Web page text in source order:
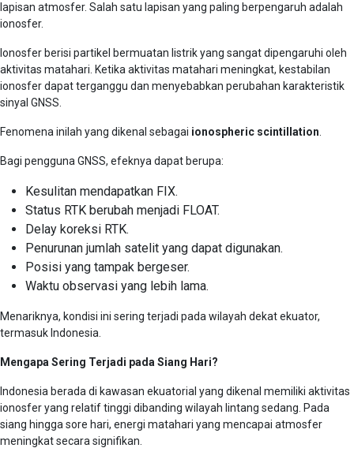
lapisan atmosfer. Salah satu lapisan yang paling berpengaruh adalah
ionosfer.
Ionosfer berisi partikel bermuatan listrik yang sangat dipengaruhi oleh
aktivitas matahari. Ketika aktivitas matahari meningkat, kestabilan
ionosfer dapat terganggu dan menyebabkan perubahan karakteristik
sinyal GNSS.
Fenomena inilah yang dikenal sebagai ionospheric scintillation
Bagi pengguna GNSS, efeknya dapat berupa:
Kesulitan mendapatkan FIX.
Status RTK berubah menjadi FLOAT.
Delay koreksi RTK.
Penurunan jumlah satelit yang dapat digunakan.
Posisi yang tampak bergeser.
Waktu observasi yang lebih lama.
Menariknya, kondisi ini sering terjadi pada wilayah dekat ekuator,
termasuk Indonesia.
Mengapa Sering Terjadi pada Siang Hari?
Indonesia berada di kawasan ekuatorial yang dikenal memiliki aktivitas
ionosfer yang relatif tinggi dibanding wilayah lintang sedang. Pada
siang hingga sore hari, energi matahari yang mencapai atmosfer
meningkat secara signifikan.